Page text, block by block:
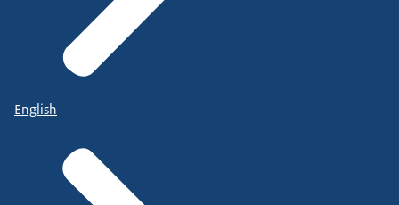
English